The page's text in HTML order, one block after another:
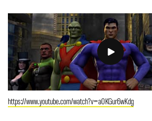
https://www.youtube.com/watch?v=a0KGur6wKdg